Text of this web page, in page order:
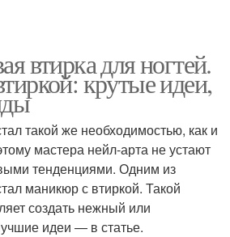
втирка для ногтей.
крутые идеи,
такой же необходимостью, как и
мастера нейл-арта не устают
тенденциями. Одним из
маникюр с втиркой. Такой
создать нежный или
идеи — в статье.